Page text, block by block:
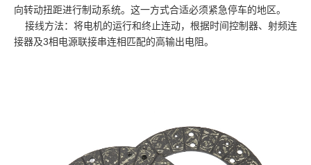
向转动扭距进行制动系统。这一方式合适必须紧急停车的地区。
接线方法：将电机的运行和终止连动，根据时间控制器、射频连
接器及3相电源联接串连相匹配的高输出电阻。